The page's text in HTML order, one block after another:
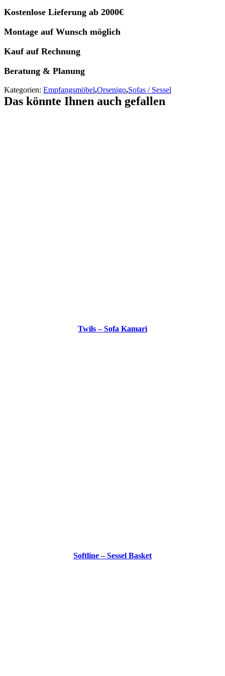
Kostenlose Lieferung ab 2000€
Montage auf Wunsch möglich
Kauf auf Rechnung
Beratung & Planung
Kategorien: Empfangsmöbel,Orsenigo,Sofas / Sessel
Das könnte Ihnen auch gefallen
Twils – Sofa Kamari
Softline – Sessel Basket